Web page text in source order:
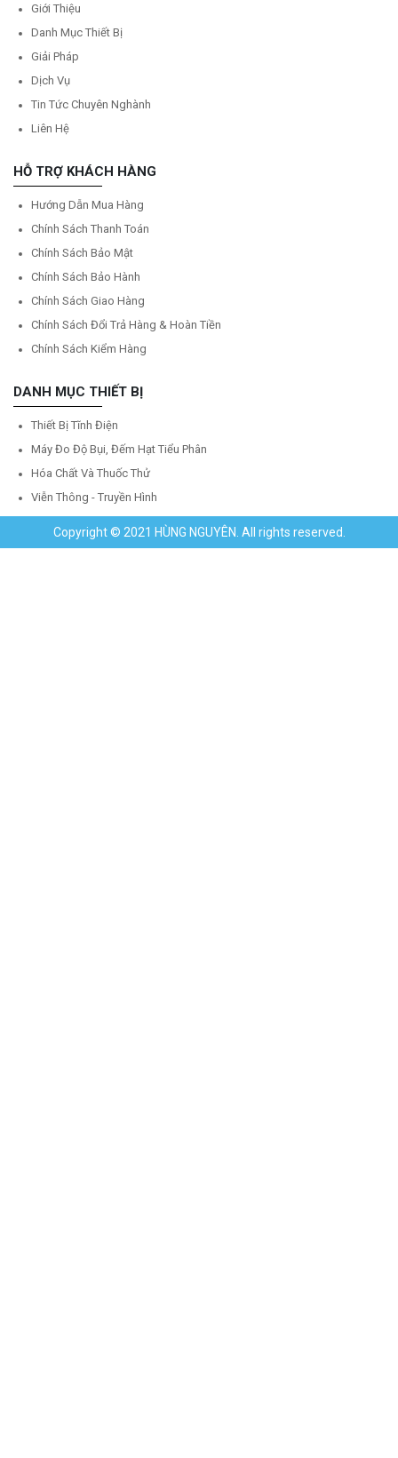
Giới Thiệu
Danh Mục Thiết Bị
Giải Pháp
Dịch Vụ
Tin Tức Chuyên Nghành
Liên Hệ
HỖ TRỢ KHÁCH HÀNG
Hướng Dẫn Mua Hàng
Chính Sách Thanh Toán
Chính Sách Bảo Mật
Chính Sách Bảo Hành
Chính Sách Giao Hàng
Chính Sách Đổi Trả Hàng & Hoàn Tiền
Chính Sách Kiểm Hàng
DANH MỤC THIẾT BỊ
Thiết Bị Tĩnh Điện
Máy Đo Độ Bụi, Đếm Hạt Tiểu Phân
Hóa Chất Và Thuốc Thử
Viễn Thông - Truyền Hình
Copyright © 2021 HÙNG NGUYÊN. All rights reserved.